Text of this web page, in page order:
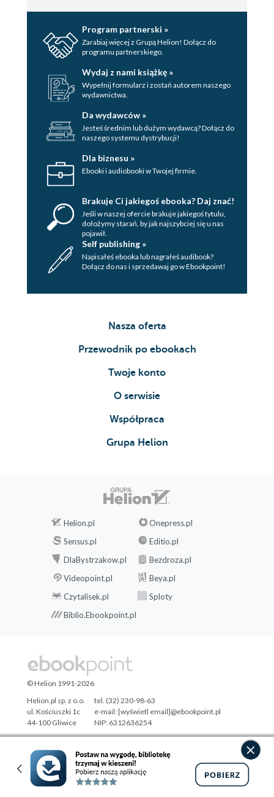
Program partnerski »
Zarabiaj więcej z Grupą Helion! Dołącz do
programu partnerskiego.
Wydaj z nami książkę »
Wypełnij formularz i zostań autorem naszego
wydawnictwa.
Da wydawców »
Jesteś średnim lub dużym wydawcą? Dołącz do
naszego systemu dystrybucji!
Dla biznesu »
Ebooki i audiobooki w Twojej firmie.
Brakuje Ci jakiegoś ebooka? Daj znać!
Jeśli w naszej ofercie brakuje jakiegoś tytulu,
dołożymy starań, by jak najszybciej się u nas
pojawił.
Self publishing »
Napisałeś ebooka lub nagrałeś audibook?
Dołącz do nas i sprzedawaj go w Ebookpoint!
Nasza oferta
Przewodnik po ebookach
Twoje konto
O serwisie
Współpraca
Grupa Helion
Helion.pl
Onepress.pl
Sensus.pl
Editio.pl
DlaBystrzakow.pl
Bezdroza.pl
Videopoint.pl
Beya.pl
Czytalisek.pl
Sploty
Biblio.Ebookpoint.pl
Designed with ♥ byTonik.pl
© Helion 1991-2026
Helion.pl sp. z o.o.
ul. Kościuszki 1c
44-100 Gliwice
tel. (32) 230-98-63
e-mail:[wyświetl email]@ebookpoint.pl
NIP: 6312636254
Regon: 241989027
Pełna wersja strony »